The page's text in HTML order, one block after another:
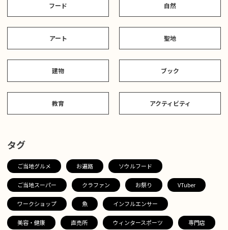
フード 自然
アート 聖地
建物 ブック
教育 アクティビティ
タグ
ご当地グルメ お遍路 ソウルフード
ご当地スーパー クラファン お祭り VTuber
ワークショップ 魚 インフルエンサー
美容・健康 直売所 ウィンタースポーツ 専門店